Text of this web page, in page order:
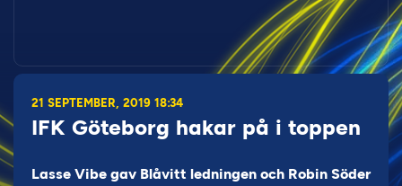
21 SEPTEMBER, 2019 18:34
IFK Göteborg hakar på i toppen
Lasse Vibe gav Blåvitt ledningen och Robin Söder